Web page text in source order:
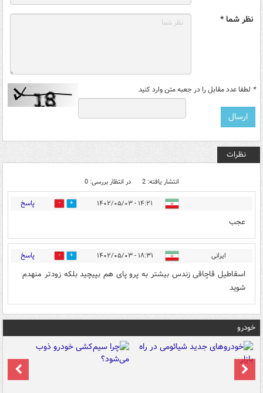
نظر شما *
* لطفا عدد مقابل را در جعبه متن وارد کنید
نظرات
انتشار یافته: 2 در انتظار بررسی: 0
۱۴:۲۱ - ۱۴۰۲/۰۵/۰۳ 0 پاسخ
عجب
ایرانی ۱۸:۳۱ - ۱۴۰۲/۰۵/۰۳ 3 پاسخ
اسقاطیل قاچاقی زندس بیشتر به پرو پای هم بپیچید بلکه زودتر منهدم
شوید
خودرو